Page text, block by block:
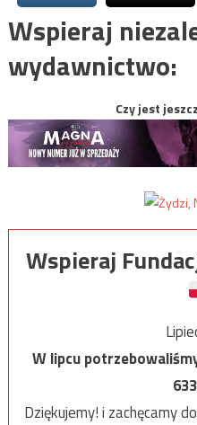
Wspieraj
wydawnictwo:
Czy jest
Wspieraj
W lipcu
Dziękujemy! i zachęcamy